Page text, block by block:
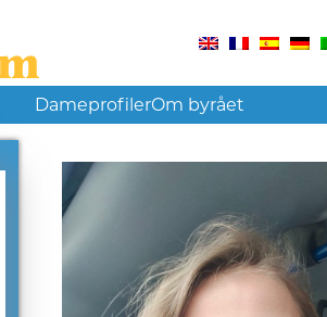
DameprofilerOm byrået